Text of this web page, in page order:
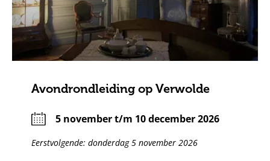
Avondrondleiding op Verwolde
5 november t/m 10 december 2026
Eerstvolgende: donderdag 5 november 2026